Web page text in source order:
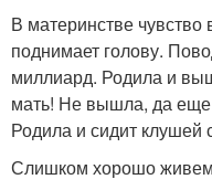
В материнстве чувство
поднимает голову.
миллиард. Родила и
мать! Не вышла, да еще
Родила и сидит клушей
Слишком хорошо